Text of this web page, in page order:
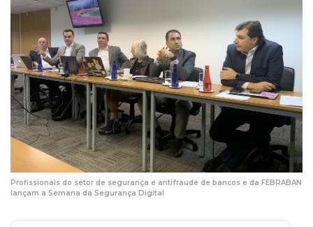
Profissionais do setor de segurança e antifraude de bancos e da FEBRABAN
lançam a Semana da Segurança Digital